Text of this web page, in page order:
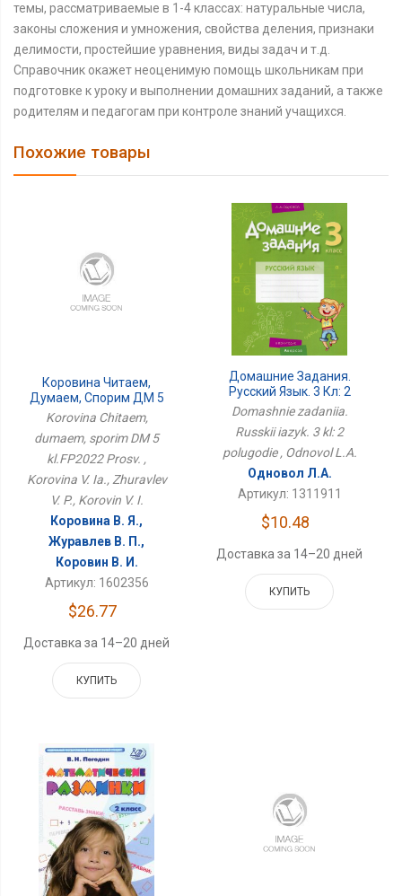
темы, рассматриваемые в 1-4 классах: натуральные числа,
законы сложения и умножения, свойства деления, признаки
делимости, простейшие уравнения, виды задач и т.д.
Справочник окажет неоценимую помощь школьникам при
подготовке к уроку и выполнении домашних заданий, а также
родителям и педагогам при контроле знаний учащихся.
Похожие товары
Коровина Читаем,
Думаем, Спорим ДМ 5
Кл.ФП2022 Просв.
Korovina Chitaem,
dumaem, sporim DM 5
kl.FP2022 Prosv. ,
Korovina V. Ia., Zhuravlev
V. P., Korovin V. I.
Коровина В. Я.,
Журавлев В. П.,
Коровин В. И.
Артикул: 1602356
$26.77
Доставка за 14–20 дней
КУПИТЬ
Домашние Задания.
Русский Язык. 3 Кл: 2
Полугодие
Domashnie zadaniia.
Russkii iazyk. 3 kl: 2
polugodie , Odnovol L.A.
Одновол Л.А.
Артикул: 1311911
$10.48
Доставка за 14–20 дней
КУПИТЬ